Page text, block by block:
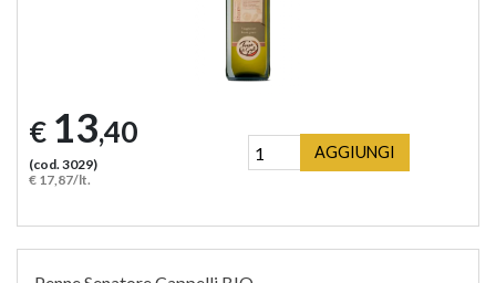
€ 13,40
(cod. 3029)
€ 17,87/lt.
AGGIUNGI